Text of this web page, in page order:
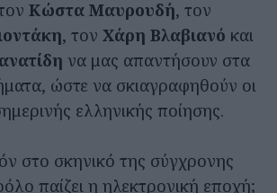
Κώστα Μαυρουδή, τον
, τον Χάρη Βλαβιανό και
να μας απαντήσουν στα
ώστε να σκιαγραφηθούν οι
ελληνικής ποίησης.
στο σκηνικό της σύγχρονης
παίζει η ηλεκτρονική εποχή;